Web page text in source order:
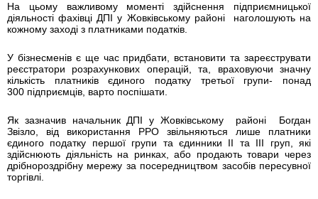
На цьому важливому моменті здійснення підприємницької
діяльності фахівці ДПІ у Жовківському районі наголошують на
кожному заході з платниками податків.
У бізнесменів є ще час придбати, встановити та зареєструвати
реєстратори розрахункових операцій, та, враховуючи значну
кількість платників єдиного податку третьої групи- понад
300 підприємців, варто поспішати.
Як зазначив начальник ДПІ у Жовківському районі
Богдан
Звізло , від використання РРО звільняються лише платники
єдиного податку першої групи та єдинники ІІ та ІІІ груп, які
здійснюють діяльність на ринках, або продають товари через
дрібнороздрібну мережу за посередництвом засобів пересувної
торгівлі.